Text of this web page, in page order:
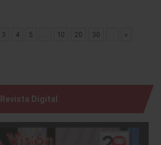
3 4 5 10 20 30
»
Revista Digital